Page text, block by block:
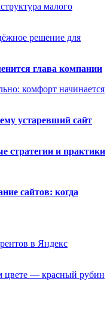
малого
решение для
глава компании
комфорт начинается
устаревший сайт
стратегии и практики
сайтов: когда
в Яндекс
цвете — красный рубин